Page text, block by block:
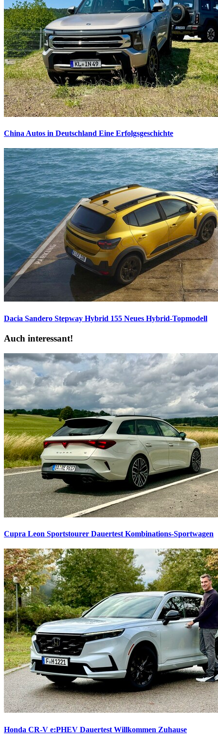
China Autos in Deutschland Eine Erfolgsgeschichte
Dacia Sandero Stepway Hybrid 155 Neues Hybrid-Topmodell
Auch interessant!
Cupra Leon Sportstourer Dauertest Kombinations-Sportwagen
Honda CR-V e:PHEV Dauertest Willkommen Zuhause